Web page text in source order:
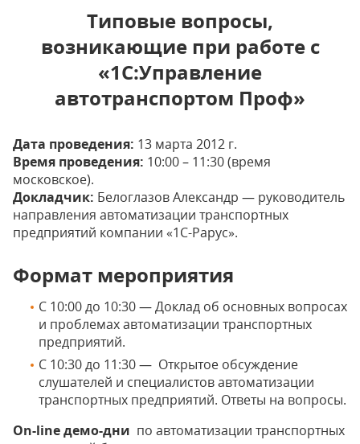
Типовые вопросы,
возникающие при работе с
«1С:Управление
автотранспортом Проф»
Дата проведения: 13 марта 2012 г.
Время проведения: 10:00 – 11:30 (время
московское).
Докладчик: Белоглазов Александр — руководитель
направления автоматизации транспортных
предприятий компании «1С-Рарус».
Формат мероприятия
C 10:00 до 10:30 — Доклад об основных вопросах
и проблемах автоматизации транспортных
предприятий.
C 10:30 до 11:30 — Открытое обсуждение
слушателей и специалистов автоматизации
транспортных предприятий. Ответы на вопросы.
On-line демо-дни по автоматизации транспортных